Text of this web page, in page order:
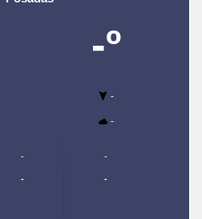
-º
-
-
-
-
-
-